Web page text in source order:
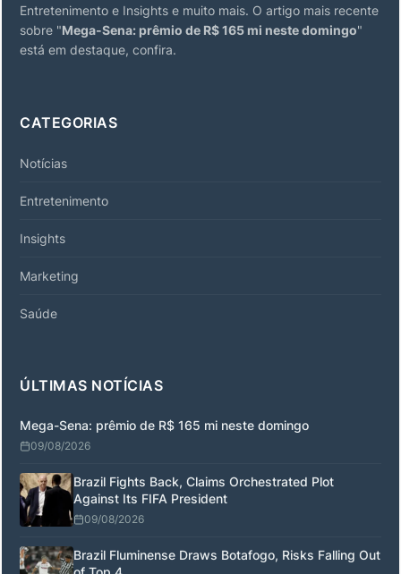
Entretenimento e Insights e muito mais. O artigo mais recente
sobre "Mega-Sena: prêmio de R$ 165 mi neste domingo"
está em destaque, confira.
CATEGORIAS
Notícias
Entretenimento
Insights
Marketing
Saúde
ÚLTIMAS NOTÍCIAS
Mega-Sena: prêmio de R$ 165 mi neste domingo
09/08/2026
Brazil Fights Back, Claims Orchestrated Plot
Against Its FIFA President
09/08/2026
Brazil Fluminense Draws Botafogo, Risks Falling Out